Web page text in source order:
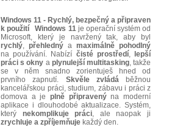
Windows 11 - Rychlý, bezpečný a připraven
k použití
Windows 11je operační systém od
Microsoft, který je navržený tak, aby byl
rychlý, přehledný a maximálně pohodlný
na používání. Nabízí čisté prostředí,
lepší
práci s okny a plynulejší multitasking, takže
se v něm snadno zorientuješ hned od
prvního zapnutí. Skvěle zvládáběžnou
kancelářskou práci, studium, zábavu i práci z
domova a je plně připravenýna moderní
aplikace i dlouhodobé aktualizace. Systém,
který nekomplikuje práci, ale naopak ji
zrychluje a zpříjemňuje každý den.